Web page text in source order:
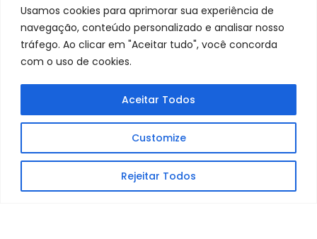
Usamos cookies para aprimorar sua experiência de
navegação, conteúdo personalizado e analisar nosso
tráfego. Ao clicar em "Aceitar tudo", você concorda
com o uso de cookies.
Customize
Rejeitar Todos
Aceitar Todos
FAQ
Política de Privacidade
Código de Ética e Conduta
Fale Conosco
Trabalhe na FSBR
Siga-nos
Instagram
Linkedin